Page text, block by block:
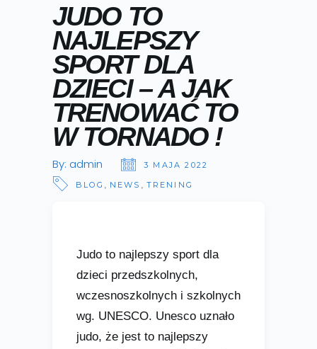
JUDO TO
NAJLEPSZY
SPORT DLA
DZIECI – A JAK
TRENOWAĆ TO
W TORNADO !
By: admin
3 MAJA 2022
BLOG
NEWS TRENING
Judo to najlepszy sport dla
dzieci przedszkolnych,
wczesnoszkolnych i szkolnych
wg. UNESCO. Unesco uznało
judo, że jest to najlepszy